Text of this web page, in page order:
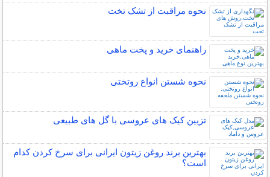
نحوه مراقبت از تشک تخت
راهنمای خرید و پخت ماهی
نحوه شستن انواع روتختی
تزیین کیک های عروسی با گل های طبیعی
بهترین برند روغن زیتون ایرانی برای سرخ کردن کدام
است؟